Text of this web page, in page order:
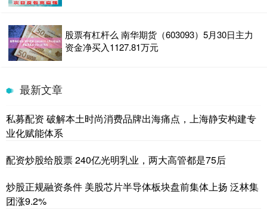
股票有杠杆么 南华期货（603093）5月30日主力
资金净买入1127.81万元
最新文章
私募配资 破解本土时尚消费品牌出海痛点，上海静安构建专
业化赋能体系
配资炒股给股票 240亿光明乳业，两大高管都是75后
炒股正规融资条件 美股芯片半导体板块盘前集体上扬 泛林集
团涨9.2%